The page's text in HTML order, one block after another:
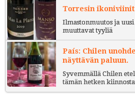
Torresin
Ilmastonmuutos ja
muuttavat tyyliä
País: Chilen
näyttävän paluun.
Syvemmällä Chilen
tämän hetken